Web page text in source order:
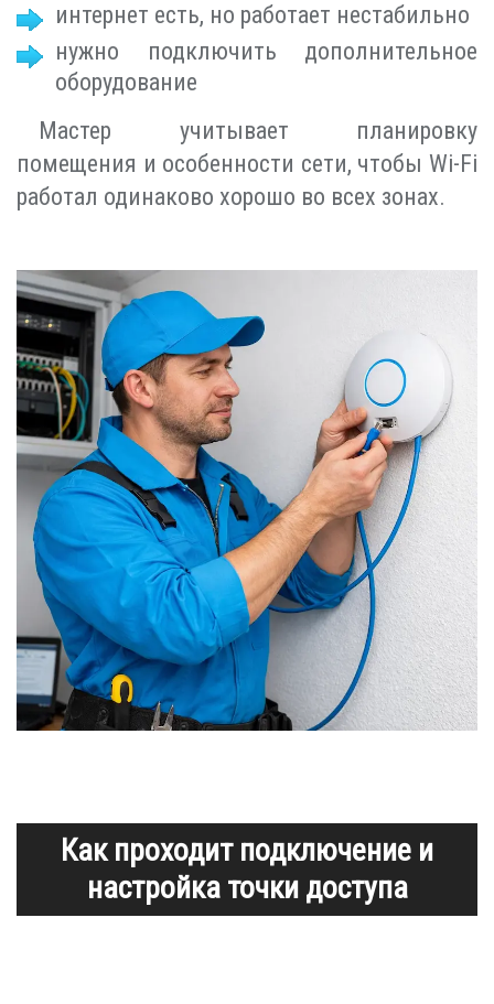
интернет есть, но работает нестабильно
нужно подключить дополнительное
оборудование
Мастер учитывает планировку
помещения и особенности сети, чтобы Wi-Fi
работал одинаково хорошо во всех зонах.
Как проходит подключение и
настройка точки доступа